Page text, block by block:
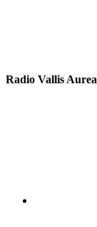
Radio Vallis Aurea